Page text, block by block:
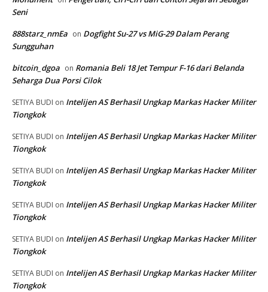
Seni
888starz_nmEa on Dogfight Su-27 vs MiG-29 Dalam Perang
Sungguhan
bitcoin_dgoa on Romania Beli 18 Jet Tempur F-16 dari Belanda
Seharga Dua Porsi Cilok
SETIYA BUDI on Intelijen AS Berhasil Ungkap Markas Hacker Militer
Tiongkok
SETIYA BUDI on Intelijen AS Berhasil Ungkap Markas Hacker Militer
Tiongkok
SETIYA BUDI on Intelijen AS Berhasil Ungkap Markas Hacker Militer
Tiongkok
SETIYA BUDI on Intelijen AS Berhasil Ungkap Markas Hacker Militer
Tiongkok
SETIYA BUDI on Intelijen AS Berhasil Ungkap Markas Hacker Militer
Tiongkok
SETIYA BUDI on Intelijen AS Berhasil Ungkap Markas Hacker Militer
Tiongkok